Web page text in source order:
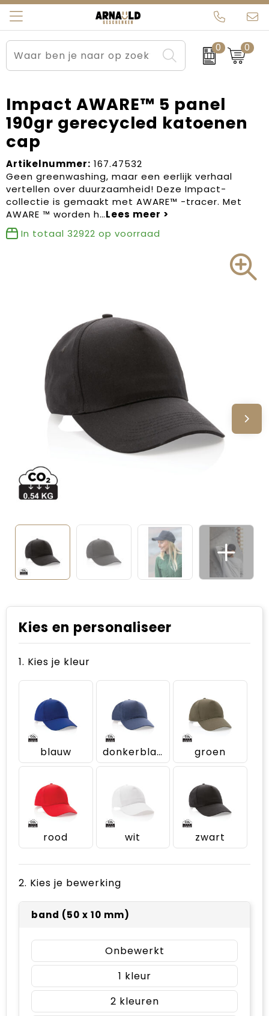
0 0
Relatiegeschenken
Sportkleding
Werkkleding
Kleding en textiel
Tassen
Beurs en Evenementen
Brievenbuspakketten
Carnaval
Dag van de Zorg
Kerstartikelen
Kerstpakketten
Kraamcadeaus
Verjaardagen
Voetbal, EK en WK
Voor de bouw
Zomergeschenken
Zomerpakketten
Arnauld Kerstpakketten
MijnEigenKadootje
Ons team
Contact
Blogs
Impact AWARE™ 5 panel
190gr gerecycled katoenen
cap
Artikelnummer: 167.47532
Geen greenwashing, maar een eerlijk verhaal
vertellen over duurzaamheid! Deze Impact-
collectie is gemaakt met AWARE™ -tracer. Met
AWARE ™ worden h…
In totaal 32922 op voorraad
Kies en personaliseer
1. Kies je kleur
blauw donkerblauw groen
rood wit zwart
2. Kies je bewerking
band (50 x 10 mm)
Onbewerkt
1
2